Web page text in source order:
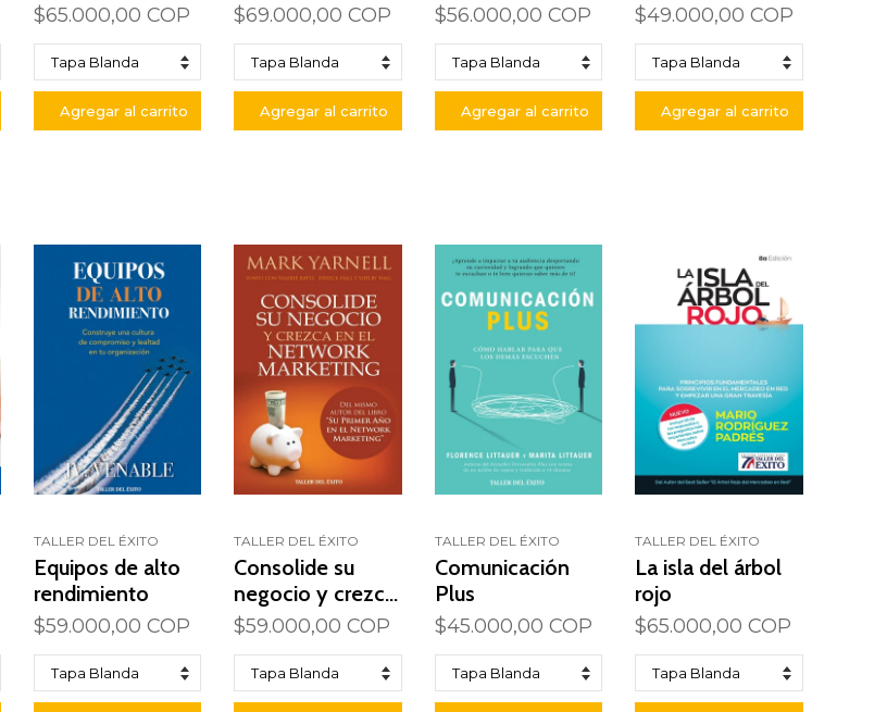
$65.000,00 COP
Agregar al carrito
$69.000,00 COP
Agregar al carrito
$56.000,00 COP
Agregar al carrito
$49.000,00 COP
Agregar al carrito
TALLER DEL ÉXITO
Equipos de alto
rendimiento
$59.000,00 COP
TALLER DEL ÉXITO
Consolide su
negocio y crezca
en el Network
$59.000,00 COP
TALLER DEL ÉXITO
Comunicación
Plus
$45.000,00 COP
TALLER DEL ÉXITO
La isla del árbol
rojo
$65.000,00 COP